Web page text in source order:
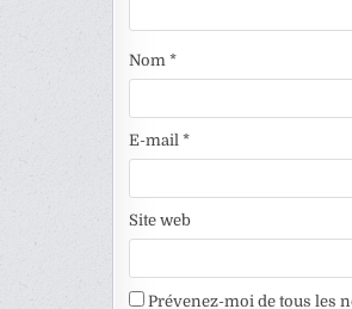
Nom *
E-mail *
Site web
Prévenez-moi de tous les